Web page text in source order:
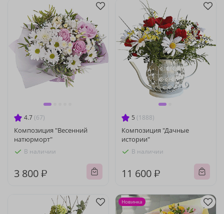
4.7 (67)
Композиция "Весенний
натюрморт"
В наличии
3 800 ₽
5 (1888)
Композиция "Дачные
истории"
В наличии
11 600 ₽
Новинка